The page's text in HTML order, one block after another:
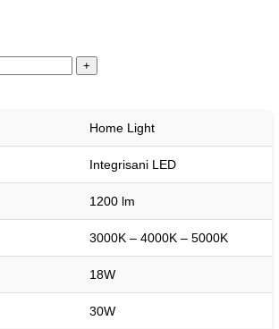
+
Home Light
Integrisani LED
1200 lm
3000K – 4000K – 5000K
18W
30W